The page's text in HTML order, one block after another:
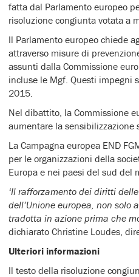
fatta dal Parlamento europeo
risoluzione congiunta votata a
Il Parlamento europeo chiede
attraverso misure di
assunti dalla Commissione
incluse le Mgf. Questi impegni
2015.
Nel dibattito, la Commissione
aumentare la sensibilizzazione
La Campagna europea END
per le organizzazioni della
Europa e nei paesi del sud del
‘Il rafforzamento dei diritti
dell’Unione europea, non
tradotta in azione prima che
dichiarato Christine Loudes,
Ulteriori informazioni
Il testo della risoluzione